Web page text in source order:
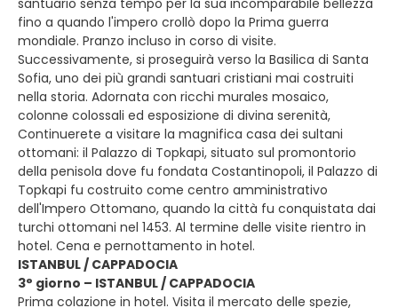
santuario senza tempo per la sua incomparabile bellezza
fino a quando l'impero crollò dopo la Prima guerra
mondiale. Pranzo incluso in corso di visite.
Successivamente, si proseguirà verso la Basilica di Santa
Sofia, uno dei più grandi santuari cristiani mai costruiti
nella storia. Adornata con ricchi murales mosaico,
colonne colossali ed esposizione di divina serenità,
Continuerete a visitare la magnifica casa dei sultani
ottomani: il Palazzo di Topkapi, situato sul promontorio
della penisola dove fu fondata Costantinopoli, il Palazzo di
Topkapi fu costruito come centro amministrativo
dell'Impero Ottomano, quando la città fu conquistata dai
turchi ottomani nel 1453. Al termine delle visite rientro in
hotel. Cena e pernottamento in hotel.
ISTANBUL / CAPPADOCIA
3° giorno – ISTANBUL / CAPPADOCIA
Prima colazione in hotel. Visita il mercato delle spezie,